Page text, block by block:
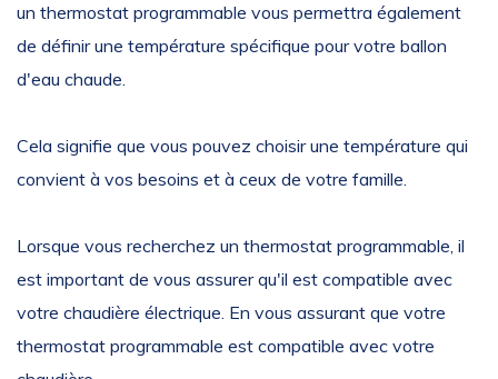
un thermostat programmable vous permettra également
de définir une température spécifique pour votre ballon
d'eau chaude.
Cela signifie que vous pouvez choisir une température qui
convient à vos besoins et à ceux de votre famille.
Lorsque vous recherchez un thermostat programmable, il
est important de vous assurer qu'il est compatible avec
votre chaudière électrique. En vous assurant que votre
thermostat programmable est compatible avec votre